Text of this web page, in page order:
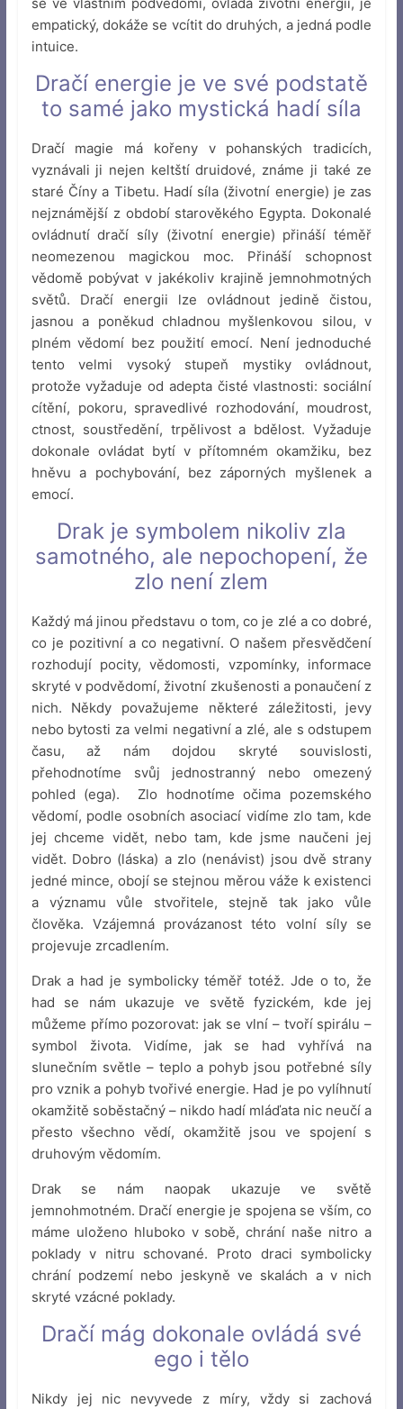
empatický, dokáže se vcítit do druhých, a jedná podle
intuice.
Dračí energie je ve své podstatě
to samé jako mystická hadí síla
Dračí magie má kořeny v pohanských tradicích,
vyznávali ji nejen keltští druidové, známe ji také ze
staré Číny a Tibetu. Hadí síla (životní energie) je zas
nejznámější z období starověkého Egypta. Dokonalé
ovládnutí dračí síly (životní energie) přináší téměř
neomezenou magickou moc. Přináší schopnost
vědomě pobývat v jakékoliv krajině jemnohmotných
světů. Dračí energii lze ovládnout jedině čistou,
jasnou a poněkud chladnou myšlenkovou silou, v
plném vědomí bez použití emocí. Není jednoduché
tento velmi vysoký stupeň mystiky ovládnout,
protože vyžaduje od adepta čisté vlastnosti: sociální
cítění, pokoru, spravedlivé rozhodování, moudrost,
ctnost, soustředění, trpělivost a bdělost. Vyžaduje
dokonale ovládat bytí v přítomném okamžiku, bez
hněvu a pochybování, bez záporných myšlenek a
emocí.
Drak je symbolem nikoliv zla
samotného, ale nepochopení, že
zlo není zlem
Každý má jinou představu o tom, co je zlé a co dobré,
co je pozitivní a co negativní. O našem přesvědčení
rozhodují pocity, vědomosti, vzpomínky, informace
skryté v podvědomí, životní zkušenosti a ponaučení z
nich. Někdy považujeme některé záležitosti, jevy
nebo bytosti za velmi negativní a zlé, ale s odstupem
času, až nám dojdou skryté souvislosti,
přehodnotíme svůj jednostranný nebo omezený
pohled (ega). Zlo hodnotíme očima pozemského
vědomí, podle osobních asociací vidíme zlo tam, kde
jej chceme vidět, nebo tam, kde jsme naučeni jej
vidět. Dobro (láska) a zlo (nenávist) jsou dvě strany
jedné mince, obojí se stejnou měrou váže k existenci
a významu vůle stvořitele, stejně tak jako vůle
člověka. Vzájemná provázanost této volní síly se
projevuje zrcadlením.
Drak a had je symbolicky téměř totéž. Jde o to, že
had se nám ukazuje ve světě fyzickém, kde jej
můžeme přímo pozorovat: jak se vlní – tvoří spirálu –
symbol života. Vidíme, jak se had vyhřívá na
slunečním světle – teplo a pohyb jsou potřebné síly
pro vznik a pohyb tvořivé energie. Had je po vylíhnutí
okamžitě soběstačný – nikdo hadí mláďata nic neučí a
přesto všechno vědí, okamžitě jsou ve spojení s
druhovým vědomím.
Drak se nám naopak ukazuje ve světě
jemnohmotném. Dračí energie je spojena se vším, co
máme uloženo hluboko v sobě, chrání naše nitro a
poklady v nitru schované. Proto draci symbolicky
chrání podzemí nebo jeskyně ve skalách a v nich
skryté vzácné poklady.
Dračí mág dokonale ovládá své
ego i tělo
Nikdy jej nic nevyvede z míry, vždy si zachová